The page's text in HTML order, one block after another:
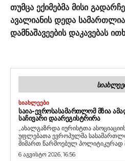
თუმცა ექიმებმა მისი
ავალიანის დედა
დამნაშავეების დაკავებას
ᲡᲘᲐᲮᲚᲔᲔᲑᲘ
ᲡᲐᲘᲐ-ᲔᲕᲠᲝᲡᲐᲡᲐᲛᲐᲠᲗᲚᲝᲛ ᲛᲖᲘᲐ
ᲡᲐᲩᲘᲕᲐᲠᲘ ᲓᲐᲐᲠᲔᲒᲘᲡᲢᲠᲘᲠᲐ
„ახალგაზრდა იურისტთა
უფლებათა ევროპულმა
მიმართ წარმოებულ პოლიტიკურად
6 აგვისტო 2026, 16:56